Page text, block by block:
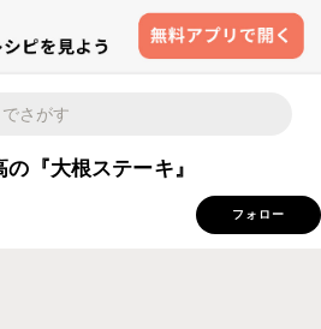
『大根ステーキ』
フォロー